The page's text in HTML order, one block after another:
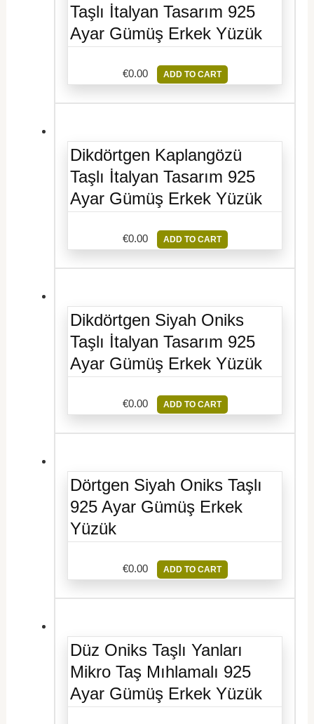
Taşlı İtalyan Tasarım 925
Ayar Gümüş Erkek Yüzük
€0.00 ADD TO CART
Dikdörtgen Kaplangözü
Taşlı İtalyan Tasarım 925
Ayar Gümüş Erkek Yüzük
€0.00 ADD TO CART
Dikdörtgen Siyah Oniks
Taşlı İtalyan Tasarım 925
Ayar Gümüş Erkek Yüzük
€0.00 ADD TO CART
Dörtgen Siyah Oniks Taşlı
925 Ayar Gümüş Erkek
Yüzük
€0.00 ADD TO CART
Düz Oniks Taşlı Yanları
Mikro Taş Mıhlamalı 925
Ayar Gümüş Erkek Yüzük